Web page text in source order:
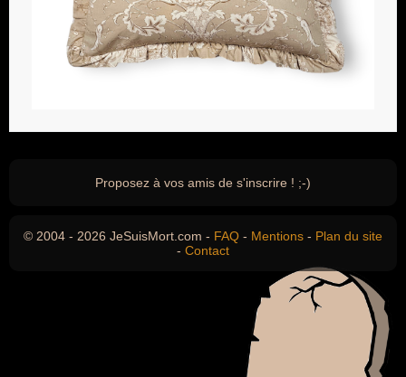
Proposez à vos amis de s'inscrire ! ;-)
© 2004 - 2026 JeSuisMort.com - FAQ - Mentions - Plan du site
- Contact